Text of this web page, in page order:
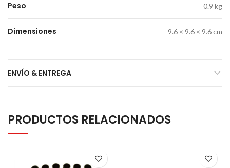
Peso 0.9 kg
Dimensiones 9.6 × 9.6 × 9.6 cm
ENVÍO & ENTREGA
PRODUCTOS RELACIONADOS